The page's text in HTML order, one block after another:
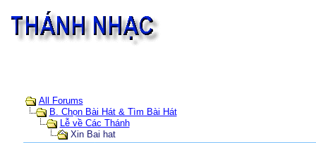
All Forums
B. Chọn Bài Hát & Tìm Bài Hát
Lễ về Các Thánh
Xin Bai hat